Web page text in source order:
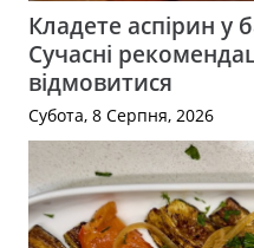
Кладете аспірин у
Сучасні
відмовитися
Субота, 8 Серпня, 2026